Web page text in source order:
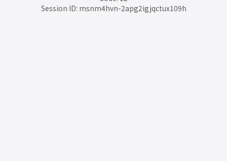
Session ID: msnm4hvn-2apg2igjqctux109h